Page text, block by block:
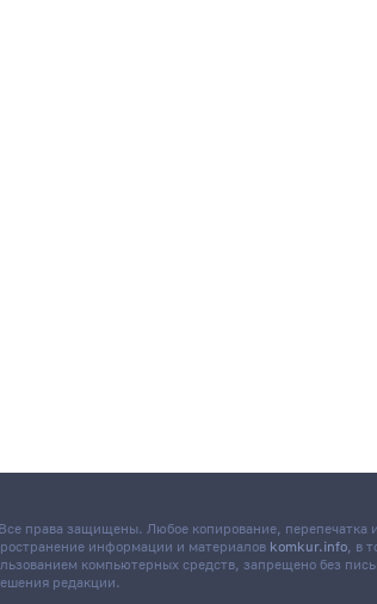
права защищены. Любое копирование, перепечатка
информации и материалов komkur.info, в
компьютерных средств, запрещено без
редакции.